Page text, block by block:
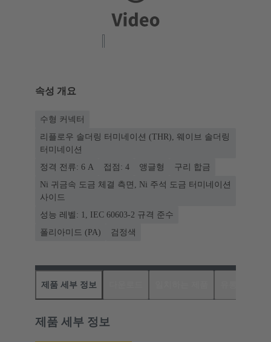
속성 개요
수형 커넥터
리플로우 솔더링 터미네이션 (THR), 웨이브 솔더링
터미네이션
정격 전류: ‌6 A
접점: 4 앵글형
구리 합금
Ni 귀금속 도금 체결 측면, Ni 주석 도금 터미네이션
사이드
성능 레벨: 1, IEC 60603-2 규격 준수
폴리아미드 (PA)
검정색
제품 세부 정보
제품 세부 정보